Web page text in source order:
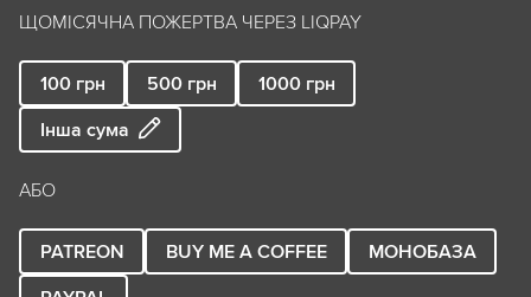
ЩОМІСЯЧНА ПОЖЕРТВА ЧЕРЕЗ LIQPAY
100 грн 500 грн 1000 грн
Інша сума
АБО
PATREON BUY ME A COFFEE
МОНОБАЗА